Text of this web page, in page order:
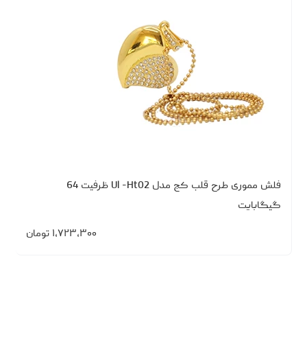
فلش مموری طرح قلب کج مدل Ul -Ht02 ظرفیت 64
گیگابایت
۱،۷۲۳،۳۰۰ تومان